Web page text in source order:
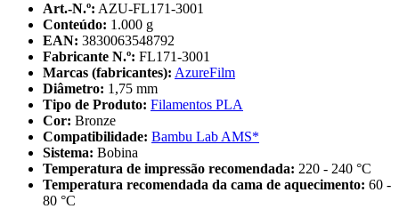
Art.-N.º: AZU-FL171-3001
Conteúdo: 1.000 g
EAN: 3830063548792
Fabricante N.º: FL171-3001
Marcas (fabricantes): AzureFilm
Diâmetro: 1,75 mm
Tipo de Produto: Filamentos PLA
Cor: Bronze
Compatibilidade: Bambu Lab AMS*
Sistema: Bobina
Temperatura de impressão recomendada: 220 - 240 °C
Temperatura recomendada da cama de aquecimento: 60 -
80 °C